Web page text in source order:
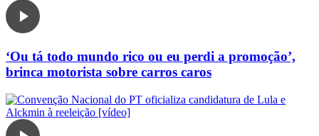
‘Ou tá todo mundo rico ou eu perdi a promoção’,
brinca motorista sobre carros caros